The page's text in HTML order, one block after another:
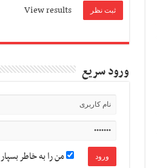
View results
ورود سریع
من را به خاطر بسپار